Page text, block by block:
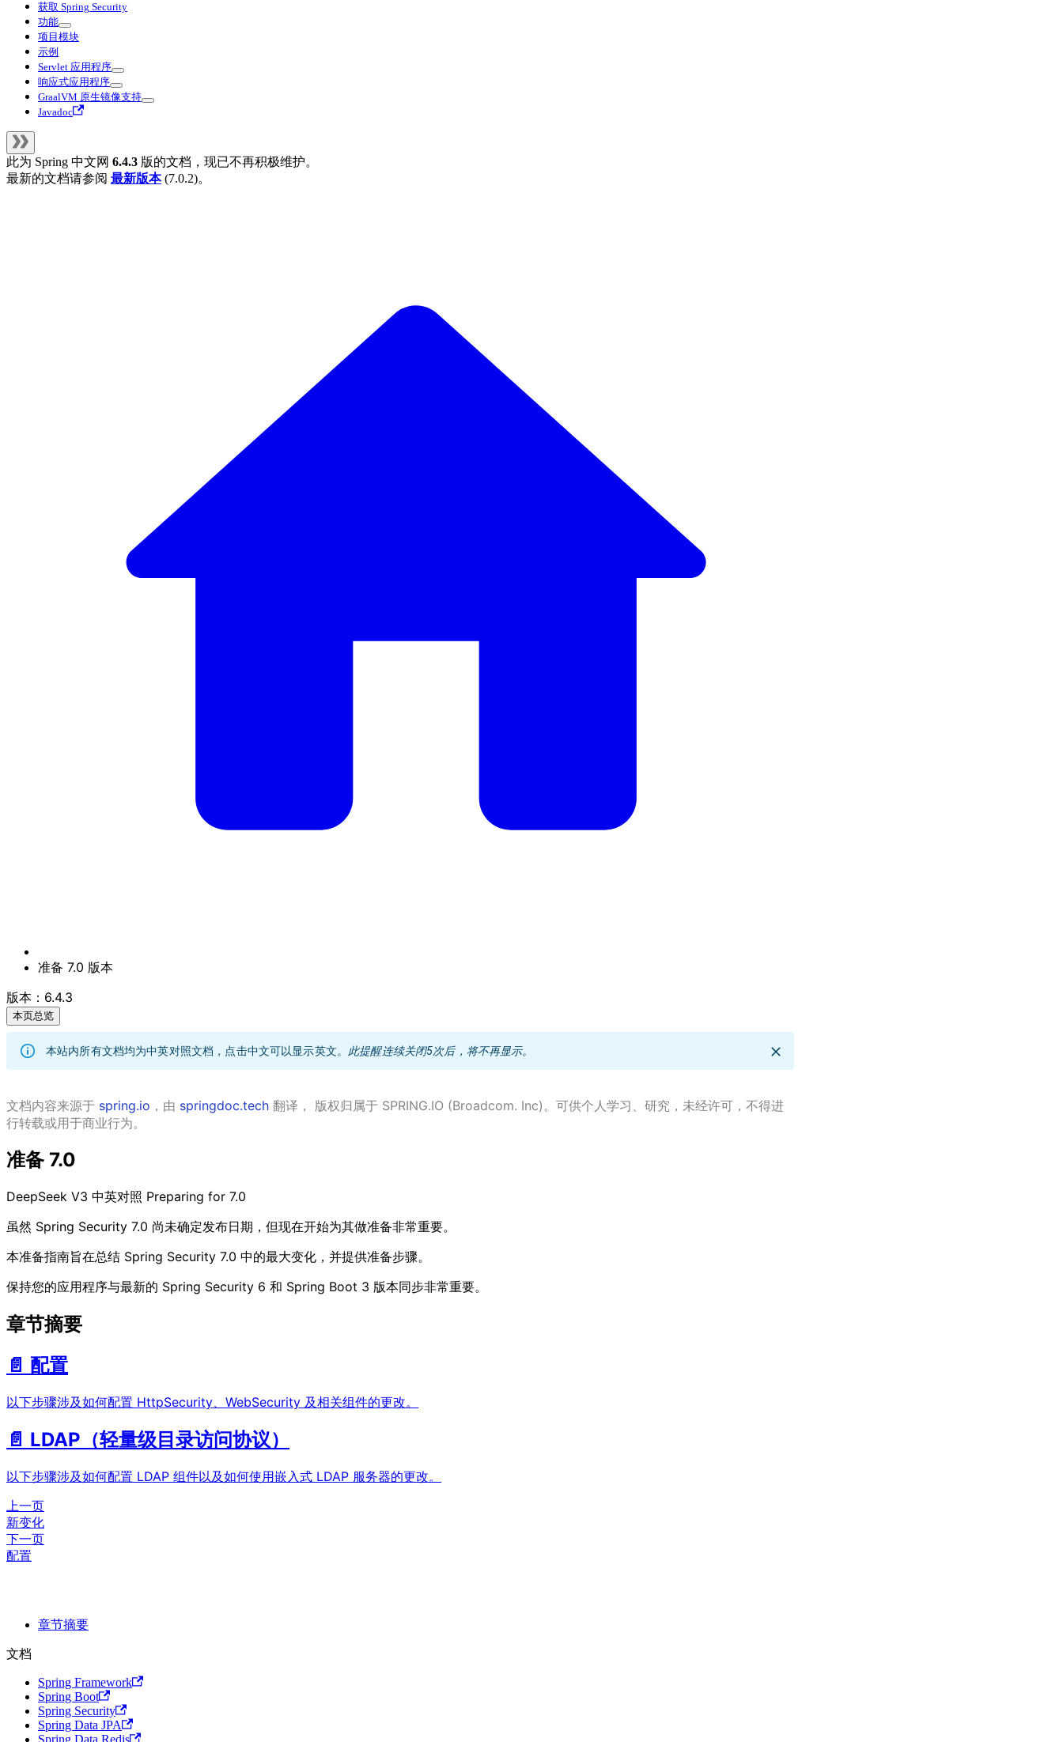
获取 Spring Security
功能
项目模块
示例
Servlet 应用程序
响应式应用程序
GraalVM 原生镜像支持
Javadoc
此为 Spring 中文网 6.4.3 版的文档，现已不再积极维护。
最新的文档请参阅 最新版本(7.0.2)。
准备 7.0 版本
版本：6.4.3
本页总览
本站内所有文档均为中英对照文档，点击中文可以显示英文。 此提醒连续关闭5次后，将不再显示。
文档内容来源于 spring.io ，由 springdoc.tech 翻译， 版权归属于 SPRING.IO (Broadcom. Inc)。可供个人学习、研究，未经许可，不得进
行转载或用于商业行为。
准备 7.0
DeepSeek V3 中英对照 Preparing for 7.0
虽然 Spring Security 7.0 尚未确定发布日期，但现在开始为其做准备非常重要。
本准备指南旨在总结 Spring Security 7.0 中的最大变化，并提供准备步骤。
保持您的应用程序与最新的 Spring Security 6 和 Spring Boot 3 版本同步非常重要。
章节摘要
📄️ 配置
以下步骤涉及如何配置 HttpSecurity、WebSecurity 及相关组件的更改。
📄️ LDAP（轻量级目录访问协议）
以下步骤涉及如何配置 LDAP 组件以及如何使用嵌入式 LDAP 服务器的更改。
上一页
新变化
下一页
配置
章节摘要
文档
Spring Framework
Spring Boot
Spring Security
Spring Data JPA
Spring Data Redis